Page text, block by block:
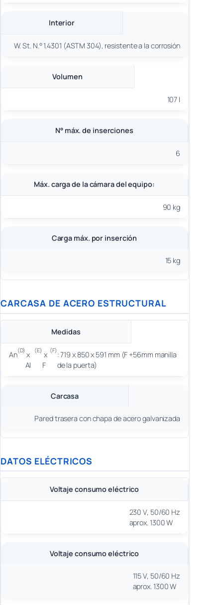
Interior
W. St. N.° 1.4301 (ASTM 304), resistente a la corrosión
Volumen
107 l
N° máx. de inserciones
6
Máx. carga de la cámara del equipo:
90 kg
Carga máx. por inserción
15 kg
CARCASA DE ACERO ESTRUCTURAL
Medidas
An(D) x
Al
(E) x
F
(F) : 719 x 850 x 591 mm (F +56mm manilla
de la puerta)
Carcasa
Pared trasera con chapa de acero galvanizada
DATOS ELÉCTRICOS
Voltaje consumo eléctrico
230 V, 50/60 Hz
aprox. 1300 W
Voltaje consumo eléctrico
115 V, 50/60 Hz
aprox. 1300 W